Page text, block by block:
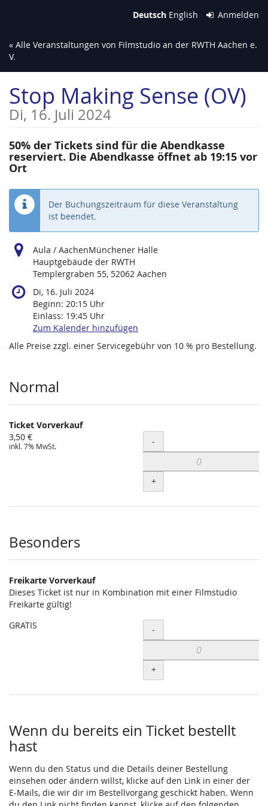
springen
Deutsch English Anmelden
« Alle Veranstaltungen von Filmstudio an der RWTH Aachen e.
V.
Stop Making Sense (OV)
Di, 16. Juli 2024
50% der Tickets sind für die Abendkasse
reserviert. Die Abendkasse öffnet ab 19:15 vor
Ort
Der Buchungszeitraum für diese Veranstaltung
ist beendet.
Aula / AachenMünchener Halle
Hauptgebäude der RWTH
Templergraben 55, 52062 Aachen
Di, 16. Juli 2024
Beginn: 20:15 Uhr
Einlass: 19:45 Uhr
Zum Kalender hinzufügen
Alle Preise zzgl. einer Servicegebühr von 10 % pro Bestellung.
Produkte
Normal
Ticket Vorverkauf
3,50 €
inkl. 7% MwSt. Menge
-
+
Besonders
Freikarte Vorverkauf
Dieses Ticket ist nur in Kombination mit einer Filmstudio
Freikarte gültig!
GRATIS
Menge
-
+
Wenn du bereits ein Ticket bestellt
hast
Wenn du den Status und die Details deiner Bestellung
einsehen oder ändern willst, klicke auf den Link in einer der
E-Mails, die wir dir im Bestellvorgang geschickt haben. Wenn